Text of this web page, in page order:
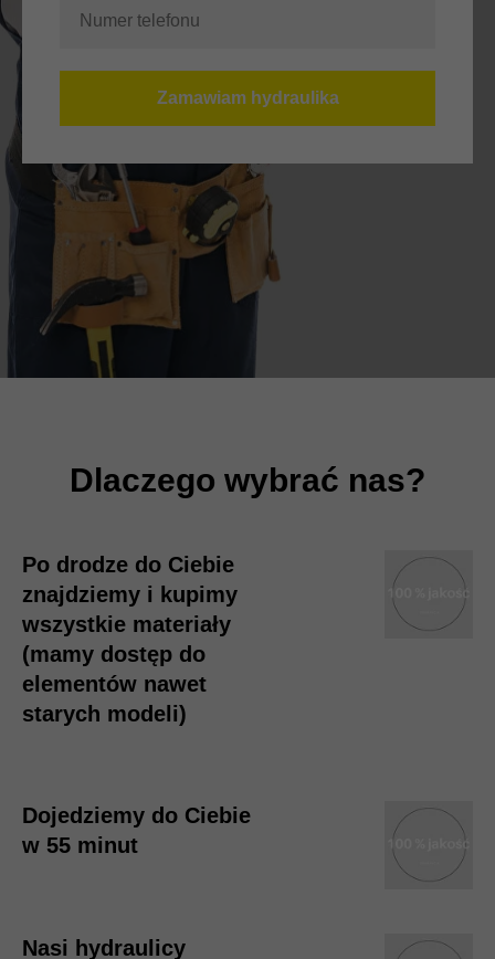
Zamawiam hydraulika
Dlaczego wybrać nas?
Po drodze do Ciebie
znajdziemy i kupimy
wszystkie materiały
(mamy dostęp do
elementów nawet
starych modeli)
Dojedziemy do Ciebie
w 55 minut
Nasi hydraulicy